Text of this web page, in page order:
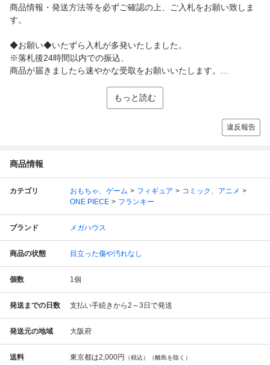
商品情報・発送方法等を必ずご確認の上、ご入札をお願い致しま
す。
◆お願い◆いたずら入札が多発いたしました。
※落札後24時間以内での振込、
商品が届きましたら速やかな受取をお願いいたします。...
もっと読む
違反報告
商品情報
カテゴリ おもちゃ、ゲーム フィギュア
コミック、アニメ
ONE PIECE
フランキー
ブランド メガハウス
商品の状態 目立った傷や汚れなし
個数 1個
発送までの日数 支払い手続きから2～3日で発送
発送元の地域 大阪府
送料 東京都は2,000円 （税込）（離島を除く）